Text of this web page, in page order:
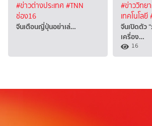
#ข่าวต่างประเทศ #TNN
ช่อง16
จีนเตือนญี่ปุ่นอย่าเล่…
#ข่าววิทย
เทคโนโลยี
จีนเปิดตัว
เครื่อง…
16